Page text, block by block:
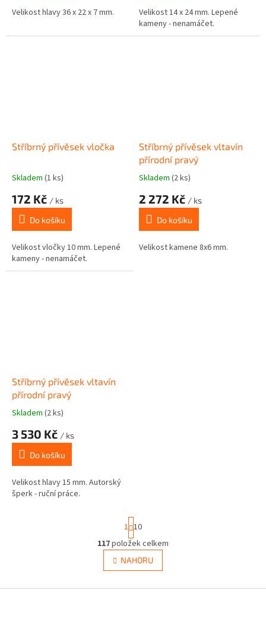
Velikost hlavy 36 x 22 x 7 mm.
Velikost 14 x 24 mm. Lepené
kameny - nenamáčet.
Stříbrný přívěsek vločka
Skladem (1 ks)
172 Kč / ks
Do košíku
Velikost vločky 10 mm. Lepené
kameny - nenamáčet.
Stříbrný přívěsek vltavín
přírodní pravý
Skladem (2 ks)
2 272 Kč / ks
Do košíku
Velikost kamene 8x6 mm.
Stříbrný přívěsek vltavín
přírodní pravý
Skladem (2 ks)
3 530 Kč / ks
Do košíku
Velikost hlavy 15 mm. Autorský
šperk - ruční práce.
O
v
l
d
S
t
r
á
n
k
v
1 10
117položek celkem
NAHORU